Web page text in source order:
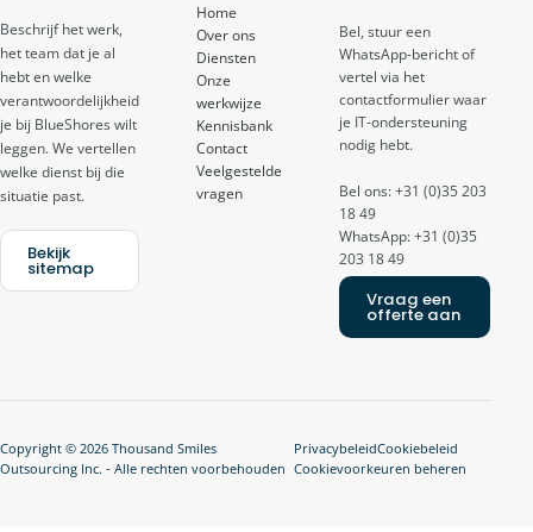
Beschrijf het werk,
het team dat je al
hebt en welke
verantwoordelijkheid
je bij BlueShores wilt
leggen. We vertellen
welke dienst bij die
situatie past.
Bekijk
sitemap
Home
Over ons
Diensten
Onze
werkwijze
Kennisbank
Contact
Veelgestelde
vragen
Bel, stuur een
WhatsApp-bericht of
vertel via het
contactformulier waar
je IT-ondersteuning
nodig hebt.
Bel ons: +31 (0)35 203
18 49
WhatsApp: +31 (0)35
203 18 49
Vraag een
offerte aan
Copyright © 2026 Thousand Smiles
Outsourcing Inc. - Alle rechten voorbehouden
PrivacybeleidCookiebeleid
Cookievoorkeuren beheren